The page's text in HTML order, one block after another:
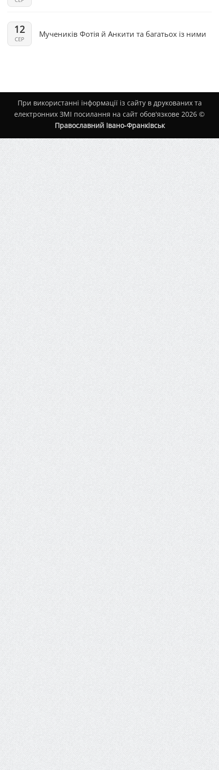
12
СЕР
Мучеників Фотія й Анкити та багатьох із ними
При використанні інформації із сайту в друкованих та
електронних ЗМІ посилання на сайт обов'язкове 2026 ©
Православний Івано-Франківськ